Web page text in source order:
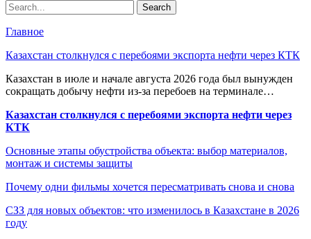
Главное
Казахстан столкнулся с перебоями экспорта нефти через КТК
Казахстан в июле и начале августа 2026 года был вынужден
сокращать добычу нефти из-за перебоев на терминале…
Казахстан столкнулся с перебоями экспорта нефти через
КТК
Основные этапы обустройства объекта: выбор материалов,
монтаж и системы защиты
Почему одни фильмы хочется пересматривать снова и снова
СЗЗ для новых объектов: что изменилось в Казахстане в 2026
году